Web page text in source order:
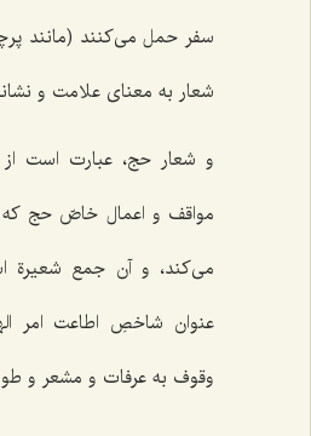
سفر حمل می‌کنند (مانند
شعار به معنای علامت و
و شعار حج، عبارت است از
مواقف و اعمال خاصّ حج که
می‌کند، و آن جمع شعیرة
عنوان شاخصِ اطاعت امر
وقوف به عرفات و مشعر و